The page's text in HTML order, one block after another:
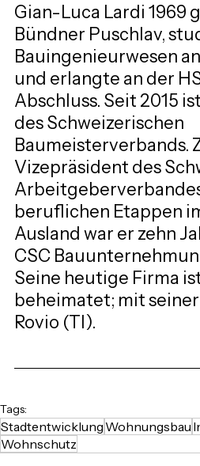
Gian-Luca Lardi 1969
Bündner Puschlav,
Bauingenieurwesen
und erlangte an der
Abschluss. Seit 2015
des Schweizerischen
Baumeisterverbands.
Vizepräsident des
beruflichen Etappen
Ausland war er zehn
CSC
Seine heutige Firma
beheimatet; mit
Rovio (TI).
Tags:
Stadtentwicklung Wohnungsbau
Wohnschutz